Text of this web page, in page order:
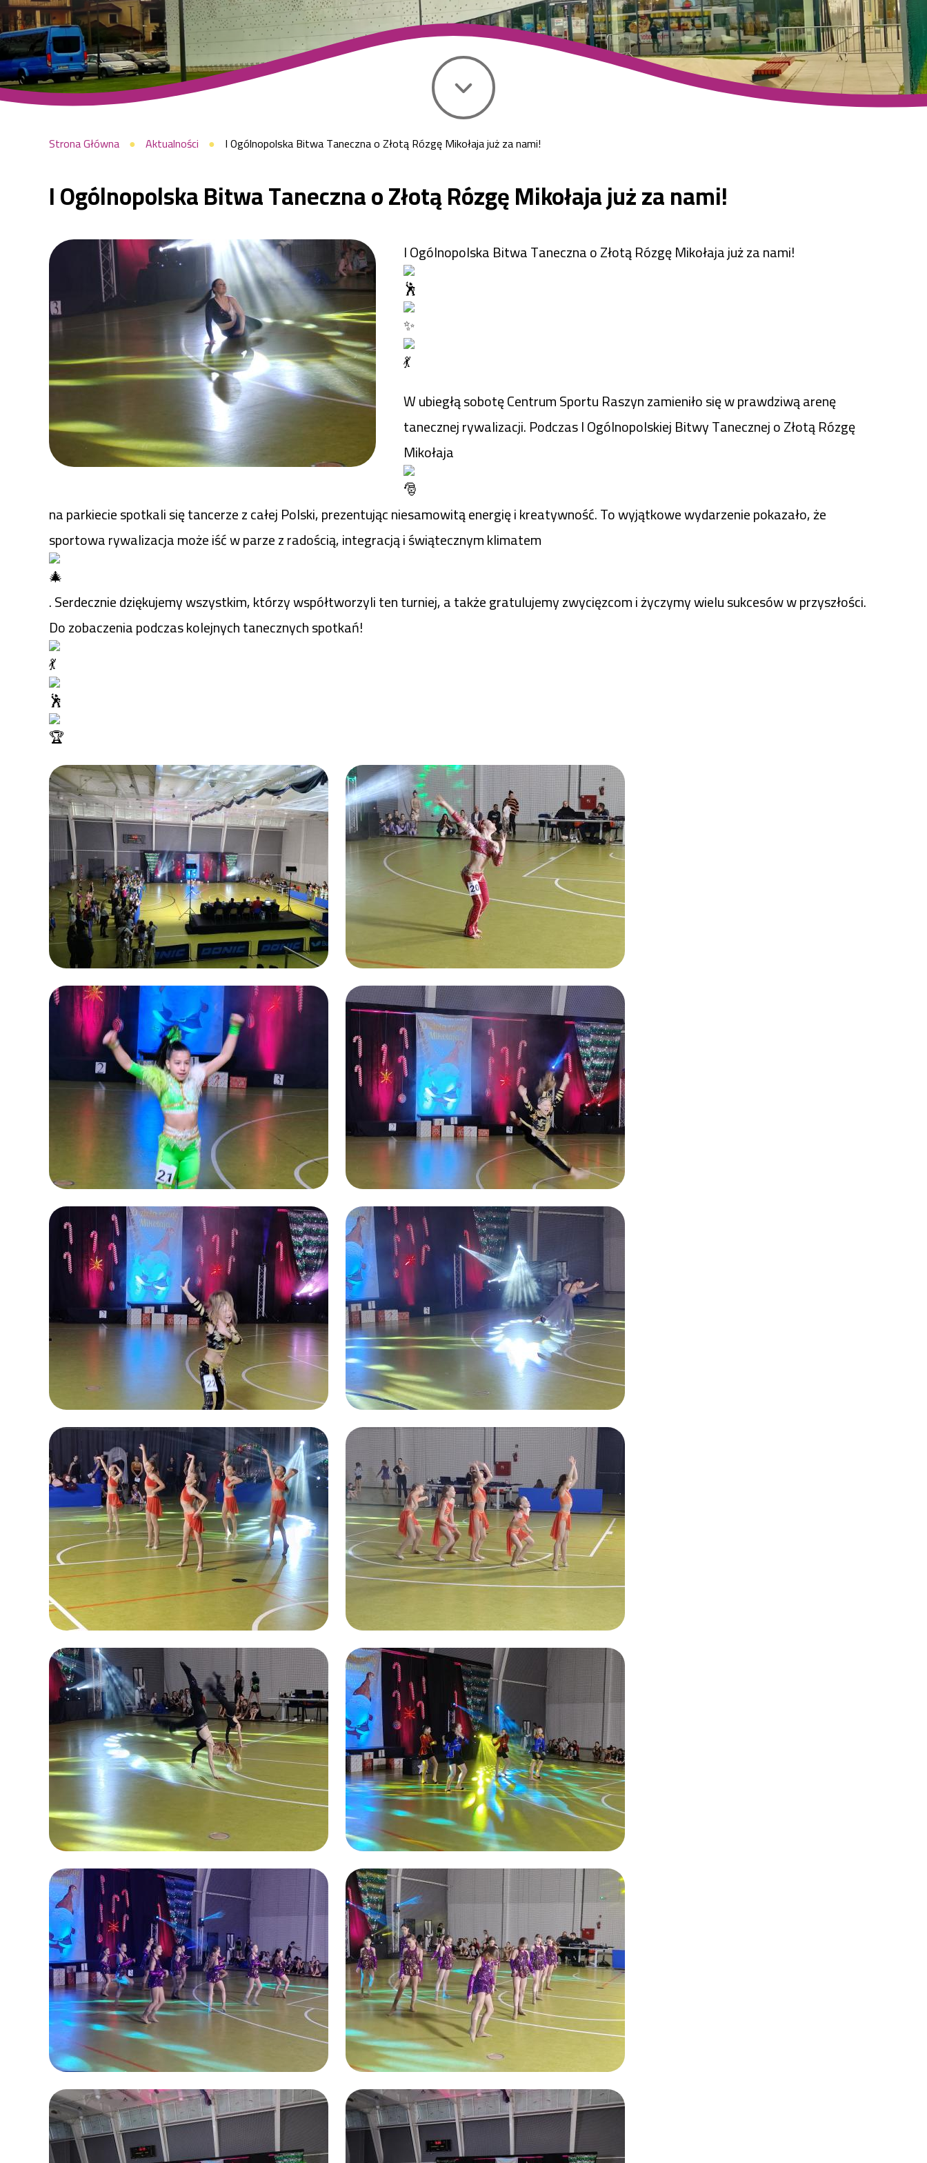
Rózgę
Mikołaja
nami!
Centrum
Sportu
Raszyn
Ścieżka
nawigacyjna
Strona Główna Aktualności I Ogólnopolska Bitwa Taneczna o Złotą Rózgę Mikołaja już za nami!
I Ogólnopolska Bitwa Taneczna o Złotą Rózgę Mikołaja już za nami!
I Ogólnopolska Bitwa Taneczna o Złotą Rózgę Mikołaja już za nami!
W ubiegłą sobotę Centrum Sportu Raszyn zamieniło się w prawdziwą arenę
tanecznej rywalizacji. Podczas I Ogólnopolskiej Bitwy Tanecznej o Złotą Rózgę
Mikołaja
na parkiecie spotkali się tancerze z całej Polski, prezentując niesamowitą energię i kreatywność. To wyjątkowe wydarzenie pokazało, że
sportowa rywalizacja może iść w parze z radością, integracją i świątecznym klimatem
. Serdecznie dziękujemy wszystkim, którzy współtworzyli ten turniej, a także gratulujemy zwycięzcom i życzymy wielu sukcesów w przyszłości.
Do zobaczenia podczas kolejnych tanecznych spotkań!